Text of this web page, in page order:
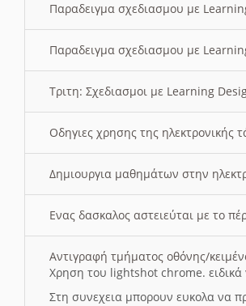
Παραδειγμα σχεδιασμου με
Παραδειγμα σχεδιασμου με
Τριτη: Σχεδιασμοι με Learning
Οδηγιες χρησης της ηλεκτρονικής
Δημιουργια μαθημάτων στην
Ενας δασκαλος αστειεύται με το
Αντιγραφή τμήματος οθόνης/
Χρηση του lightshot chrome. ειδικά
Στη συνεχεια μπορουν ευκολα να